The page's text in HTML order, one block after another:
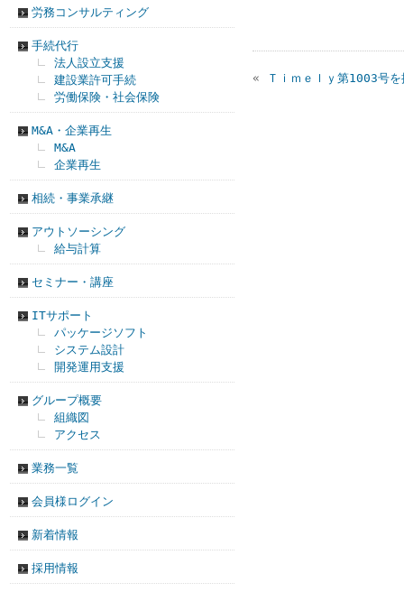
労務コンサルティング
手続代行
法人設立支援
建設業許可手続
労働保険・社会保険
M&A・企業再生
M&A
企業再生
相続・事業承継
アウトソーシング
給与計算
セミナー・講座
ITサポート
パッケージソフト
システム設計
開発運用支援
グループ概要
組織図
アクセス
業務一覧
会員様ログイン
新着情報
採用情報
« Ｔｉｍｅｌｙ第1003号